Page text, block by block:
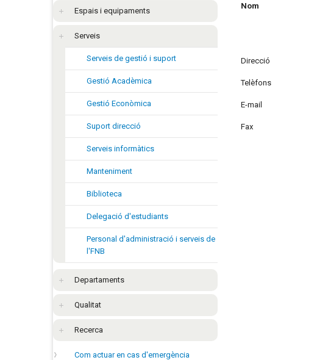
Espais i equipaments
Serveis
Serveis de gestió i suport
Gestió Acadèmica
Gestió Econòmica
Suport direcció
Serveis informàtics
Manteniment
Biblioteca
Delegació d'estudiants
Personal d'administració i serveis de
l'FNB
Departaments
Qualitat
Recerca
Com actuar en cas d'emergència
Nom
Direcció
Telèfons
E-mail
Fax